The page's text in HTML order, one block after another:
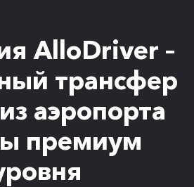
AlloDriver –
трансфер
аэропорта
премиум